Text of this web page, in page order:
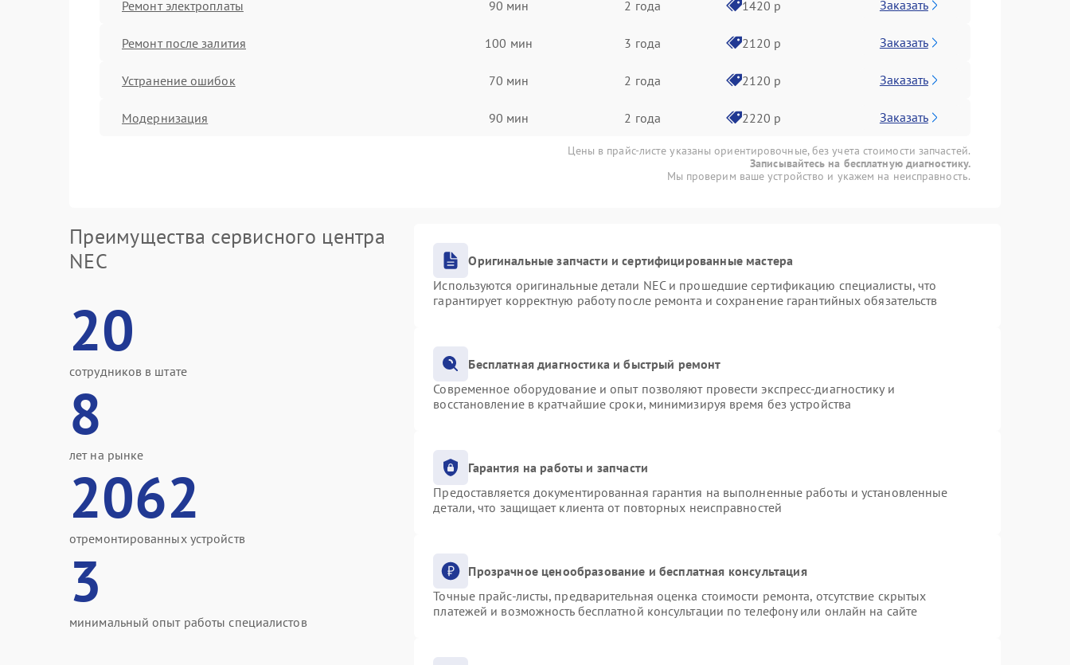
Ремонт электроплаты 90 мин 2 года 1420 р Заказать
Ремонт после залития 100 мин 3 года 2120 р Заказать
Устранение ошибок 70 мин 2 года 2120 р Заказать
Модернизация 90 мин 2 года 2220 р Заказать
Цены в прайс-листе указаны ориентировочные, без учета стоимости запчастей.
Записывайтесь на бесплатную диагностику.
Мы проверим ваше устройство и укажем на неисправность.
Преимущества сервисного центра
NEC
20
сотрудников в штате
8
лет на рынке
2062
отремонтированных устройств
3
минимальный опыт работы специалистов
Оригинальные запчасти и сертифицированные мастера
Используются оригинальные детали NEC и прошедшие сертификацию специалисты, что
гарантирует корректную работу после ремонта и сохранение гарантийных обязательств
Бесплатная диагностика и быстрый ремонт
Современное оборудование и опыт позволяют провести экспресс-диагностику и
восстановление в кратчайшие сроки, минимизируя время без устройства
Гарантия на работы и запчасти
Предоставляется документированная гарантия на выполненные работы и установленные
детали, что защищает клиента от повторных неисправностей
Прозрачное ценообразование и бесплатная консультация
Точные прайс-листы, предварительная оценка стоимости ремонта, отсутствие скрытых
платежей и возможность бесплатной консультации по телефону или онлайн на сайте